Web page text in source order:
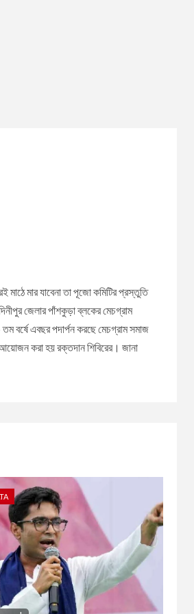
মাঠে মার যাবেনা তা পূজো কমিটির প্রস্তুতি
জেলার পাঁশকুড়া ব্লকের মেচগ্রাম
বর্ষে এবছর পদার্পন করছে মেচগ্রাম সমাজ
করা হয় রক্তদান শিবিরের। জানা